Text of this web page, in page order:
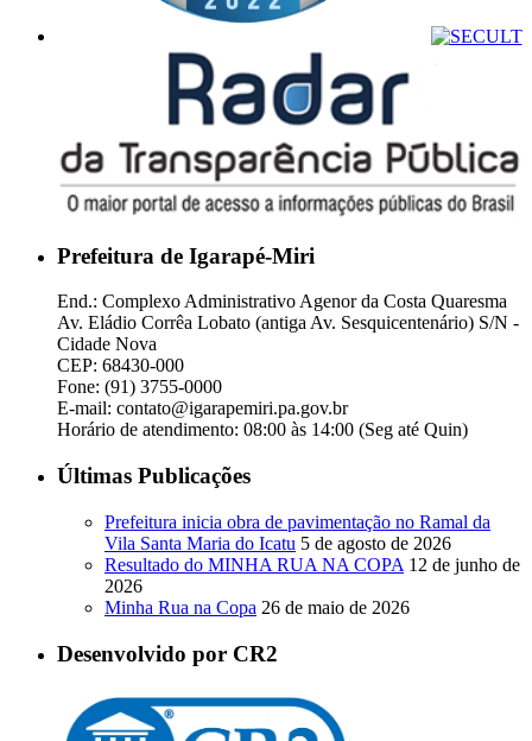
Prefeitura de Igarapé-Miri
End.: Complexo Administrativo Agenor da Costa Quaresma
Av. Eládio Corrêa Lobato (antiga Av. Sesquicentenário) S/N -
Cidade Nova
CEP: 68430-000
Fone: (91) 3755-0000
E-mail: contato@igarapemiri.pa.gov.br
Horário de atendimento: 08:00 às 14:00 (Seg até Quin)
Últimas Publicações
Prefeitura inicia obra de pavimentação no Ramal da
Vila Santa Maria do Icatu 5 de agosto de 2026
Resultado do MINHA RUA NA COPA 12 de junho de
2026
Minha Rua na Copa 26 de maio de 2026
Desenvolvido por CR2